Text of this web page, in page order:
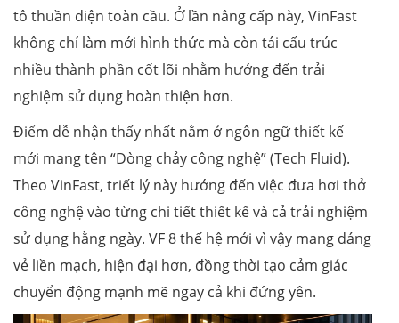
tô thuần điện toàn cầu. Ở lần nâng cấp này, VinFast
không chỉ làm mới hình thức mà còn tái cấu trúc
nhiều thành phần cốt lõi nhằm hướng đến trải
nghiệm sử dụng hoàn thiện hơn.
Điểm dễ nhận thấy nhất nằm ở ngôn ngữ thiết kế
mới mang tên “Dòng chảy công nghệ” (Tech Fluid).
Theo VinFast, triết lý này hướng đến việc đưa hơi thở
công nghệ vào từng chi tiết thiết kế và cả trải nghiệm
sử dụng hằng ngày. VF 8 thế hệ mới vì vậy mang dáng
vẻ liền mạch, hiện đại hơn, đồng thời tạo cảm giác
chuyển động mạnh mẽ ngay cả khi đứng yên.